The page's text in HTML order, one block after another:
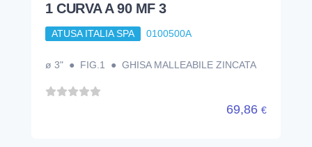
1 CURVA A 90 MF 3
ATUSA ITALIA SPA 0100500A
ø 3" ● FIG.1 ● GHISA MALLEABILE ZINCATA
69,86 €